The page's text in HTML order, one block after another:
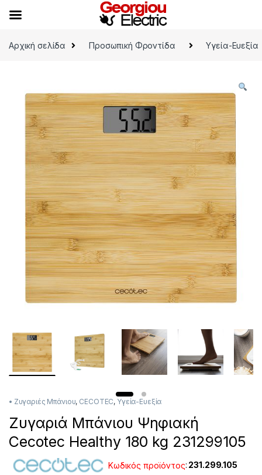
Αρχική σελίδα
Προσωπική Φροντίδα Υγεία-Ευεξία
• Ζυγαριές Μπάνιου, CECOTEC, Υγεία-Ευεξία
Ζυγαριά Μπάνιου Ψηφιακή
Cecotec Healthy 180 kg 231299105
Κωδικός προϊόντος: 231.299.105